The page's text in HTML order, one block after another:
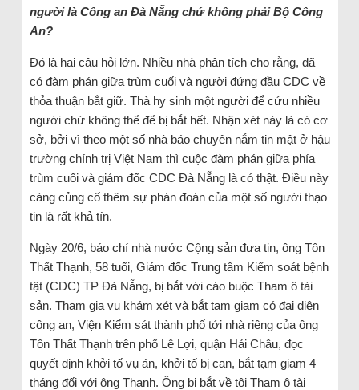
người là Công an Đà Nẵng chứ không phải Bộ Công
An?
Đó là hai câu hỏi lớn. Nhiều nhà phân tích cho rằng, đã
có đàm phán giữa trùm cuối và người đứng đầu CDC về
thỏa thuận bắt giữ. Thà hy sinh một người để cứu nhiều
người chứ không thể để bị bắt hết. Nhận xét này là có cơ
sở, bởi vì theo một số nhà báo chuyên nắm tin mật ở hậu
trường chính trị Việt Nam thì cuộc đàm phán giữa phía
trùm cuối và giám đốc CDC Đà Nẵng là có thật. Điều này
càng củng cố thêm sự phán đoán của một số người thạo
tin là rất khả tín.
Ngày 20/6, báo chí nhà nước Cộng sản đưa tin, ông Tôn
Thất Thạnh, 58 tuổi, Giám đốc Trung tâm Kiểm soát bệnh
tật (CDC) TP Đà Nẵng, bị bắt với cáo buộc Tham ô tài
sản. Tham gia vụ khám xét và bắt tạm giam có đại diện
công an, Viện Kiểm sát thành phố tới nhà riêng của ông
Tôn Thất Thạnh trên phố Lê Lợi, quận Hải Châu, đọc
quyết định khởi tố vụ án, khởi tố bị can, bắt tạm giam 4
tháng đối với ông Thạnh. Ông bị bắt về tội Tham ô tài